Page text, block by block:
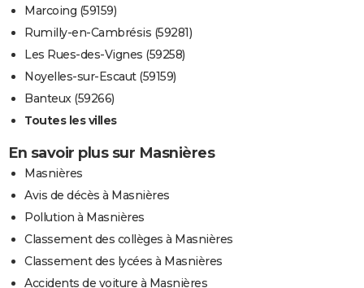
Marcoing (59159)
Rumilly-en-Cambrésis (59281)
Les Rues-des-Vignes (59258)
Noyelles-sur-Escaut (59159)
Banteux (59266)
Toutes les villes
En savoir plus sur Masnières
Masnières
Avis de décès à Masnières
Pollution à Masnières
Classement des collèges à Masnières
Classement des lycées à Masnières
Accidents de voiture à Masnières